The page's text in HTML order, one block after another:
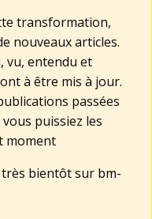
transformation,
nouveaux articles.
vu, entendu et
à être mis à jour.
passées
puissiez les
moment
bientôt sur bm-